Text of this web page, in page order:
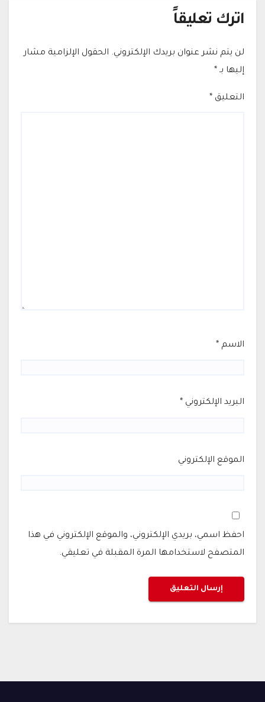
اترك تعليقاً
لن يتم نشر عنوان بريدك الإلكتروني. الحقول الإلزامية مشار
إليها بـ *
التعليق *
الاسم *
البريد الإلكتروني *
الموقع الإلكتروني
احفظ اسمي، بريدي الإلكتروني، والموقع الإلكتروني في هذا
المتصفح لاستخدامها المرة المقبلة في تعليقي.